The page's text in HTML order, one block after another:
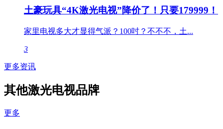
土豪玩具“4K激光电视”降价了！只要179999！
家里电视多大才显得气派？100吋？不不不，土...
3
更多资讯
其他激光电视品牌
更多